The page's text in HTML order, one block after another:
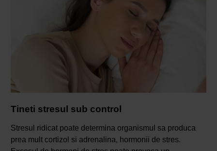
Tineti stresul sub control
Stresul ridicat poate determina organismul sa produca
prea mult cortizol si adrenalina, hormonii de stres.